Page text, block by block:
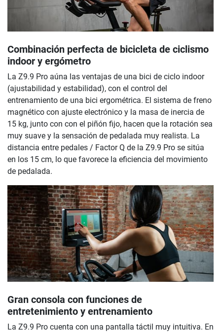
Combinación perfecta de bicicleta de ciclismo
indoor y ergómetro
La Z9.9 Pro aúna las ventajas de una bici de ciclo indoor
(ajustabilidad y estabilidad), con el control del
entrenamiento de una bici ergométrica. El sistema de freno
magnético con ajuste electrónico y la masa de inercia de
15 kg, junto con con el piñón fijo, hacen que la rotación sea
muy suave y la sensación de pedalada muy realista. La
distancia entre pedales / Factor Q de la Z9.9 Pro se sitúa
en los 15 cm, lo que favorece la eficiencia del movimiento
de pedalada.
Gran consola con funciones de
entretenimiento y entrenamiento
La Z9.9 Pro cuenta con una pantalla táctil muy intuitiva. En